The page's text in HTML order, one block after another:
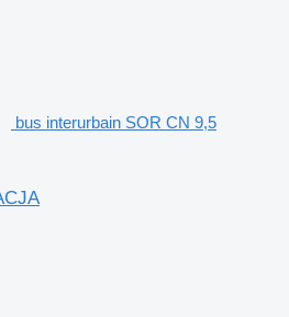
bus interurbain SOR CN 9,5